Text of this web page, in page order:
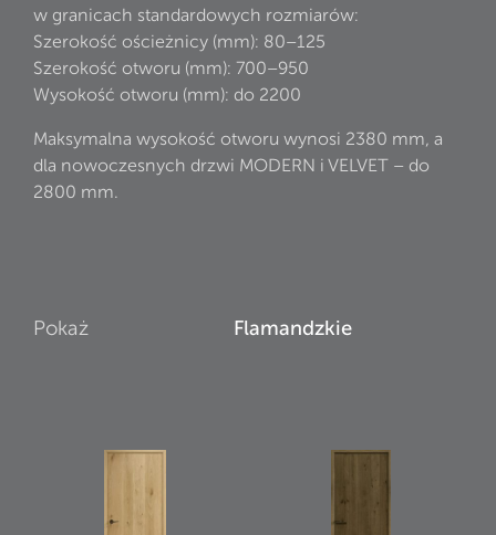
w granicach standardowych rozmiarów:
Szerokość ościeżnicy (mm): 80–125
Szerokość otworu (mm): 700–950
Wysokość otworu (mm): do 2200
Maksymalna wysokość otworu wynosi 2380 mm, a
dla nowoczesnych drzwi MODERN i VELVET – do
2800 mm.
Pokaż Flamandzkie